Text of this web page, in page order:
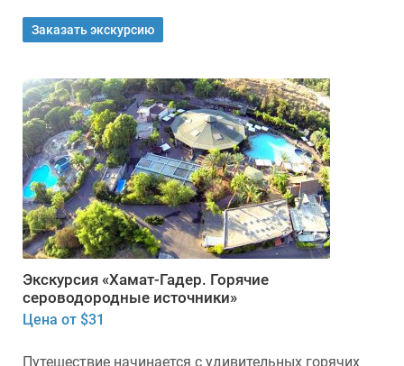
Заказать экскурсию
Экскурсия «Хамат-Гадер. Горячие
сероводородные источники»
Цена от $31
Путешествие начинается с удивительных горячих